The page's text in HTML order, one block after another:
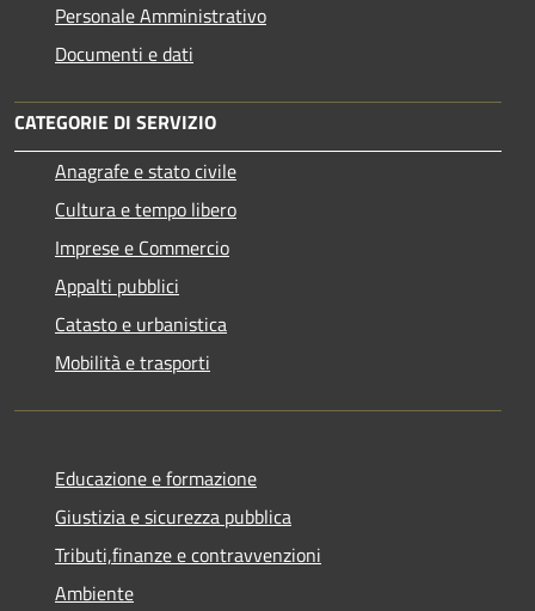
Personale Amministrativo
Documenti e dati
CATEGORIE DI SERVIZIO
Anagrafe e stato civile
Cultura e tempo libero
Imprese e Commercio
Appalti pubblici
Catasto e urbanistica
Mobilità e trasporti
Educazione e formazione
Giustizia e sicurezza pubblica
Tributi,finanze e contravvenzioni
Ambiente